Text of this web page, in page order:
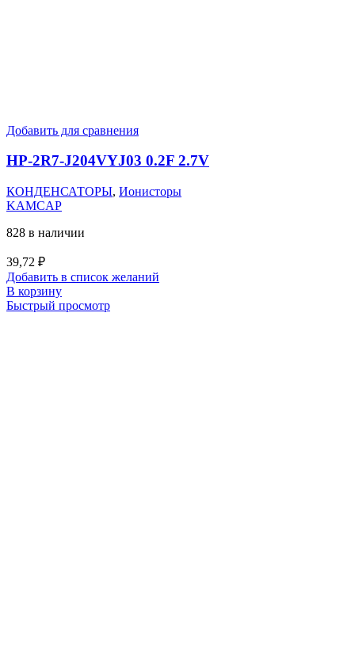
Добавить для сравнения
HP-2R7-J204VYJ03 0.2F 2.7V
КОНДЕНСАТОРЫ, Ионисторы
KAMCAP
828 в наличии
39,72 ₽
Добавить в список желаний
В корзину
Быстрый просмотр